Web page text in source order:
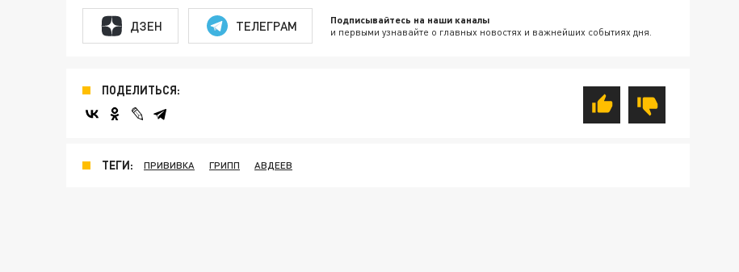
ДЗЕН ТЕЛЕГРАМ Подписывайтесь на наши каналы
и первыми узнавайте о главных новостях и важнейших событиях дня.
ПОДЕЛИТЬСЯ:
ТЕГИ: ПРИВИВКА ГРИПП АВДЕЕВ